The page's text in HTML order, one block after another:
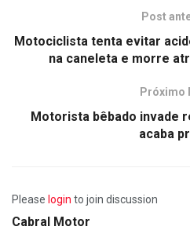
Post
Motociclista tenta evitar
na caneleta e morre
Próximo
Motorista bêbado invade
acaba
Please login to join discussion
Cabral Motor